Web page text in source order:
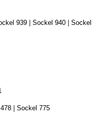
939| Sockel 940|Sockel
Sockel 775